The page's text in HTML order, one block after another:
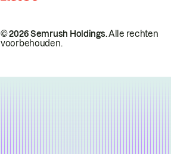
© 2026 Semrush Holdings.Alle rechten
voorbehouden.